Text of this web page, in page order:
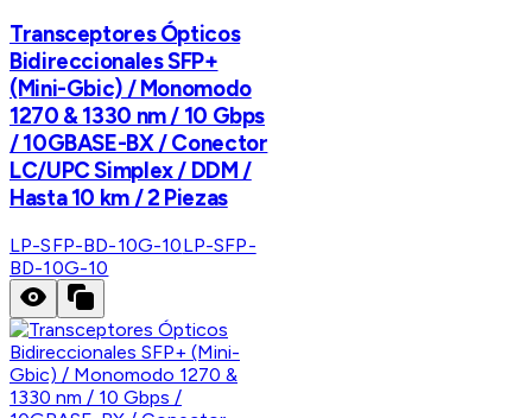
Transceptores Ópticos
Bidireccionales SFP+
(Mini-Gbic) / Monomodo
1270 & 1330 nm / 10 Gbps
/ 10GBASE-BX / Conector
LC/UPC Simplex / DDM /
Hasta 10 km / 2 Piezas
LP-SFP-BD-10G-10LP-SFP-
BD-10G-10